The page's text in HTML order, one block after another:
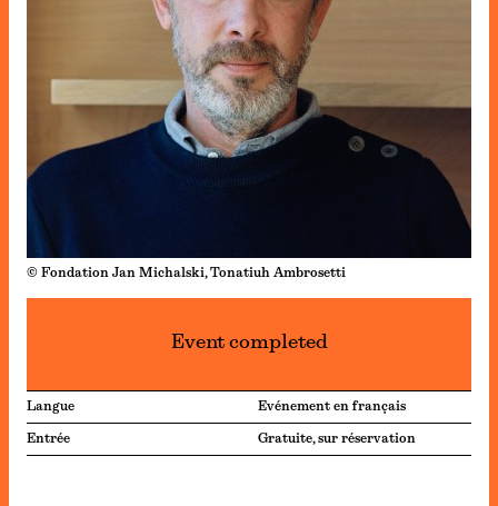
© Fondation Jan Michalski, Tonatiuh Ambrosetti
Event completed
Langue Evénement en français
Entrée Gratuite, sur réservation